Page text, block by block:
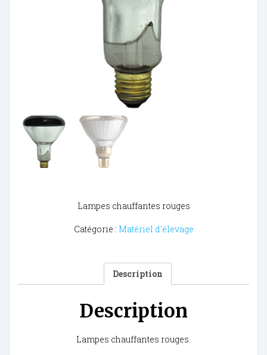
Lampes chauffantes rouges
Catégorie : Matériel d'élevage
Description
Description
Lampes chauffantes rouges.